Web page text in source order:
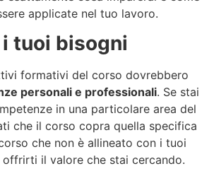
applicate nel tuo lavoro.
tuoi bisogni
formativi del corso dovrebbero
personali e professionali. Se stai
in una particolare area del
che il corso copra quella specifica
che non è allineato con i tuoi
il valore che stai cercando.